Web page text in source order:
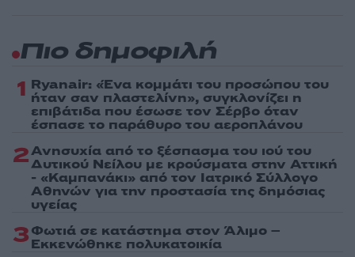
Πιο δημοφιλή
1 Ryanair: «Ένα κομμάτι του προσώπου του
ήταν σαν πλαστελίνη», συγκλονίζει η
επιβάτιδα που έσωσε τον Σέρβο όταν
έσπασε το παράθυρο του αεροπλάνου
2Ανησυχία από το ξέσπασμα του ιού του
Δυτικού Νείλου με κρούσματα στην Αττική
- «Καμπανάκι» από τον Ιατρικό Σύλλογο
Αθηνών για την προστασία της δημόσιας
υγείας
3Φωτιά σε κατάστημα στον Άλιμο –
Εκκενώθηκε πολυκατοικία